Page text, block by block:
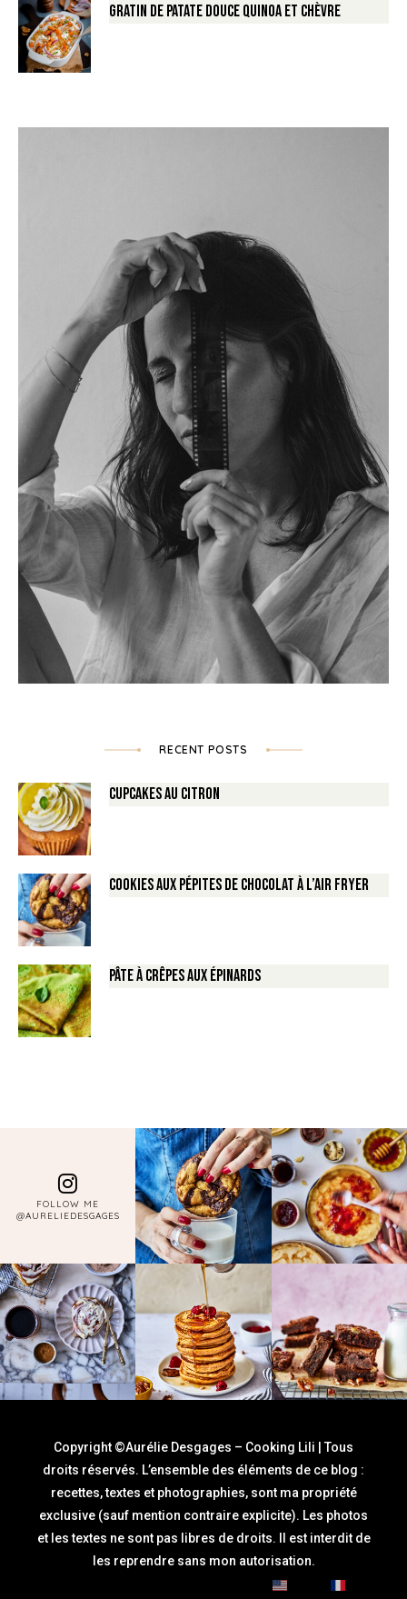
Gratin de Patate douce Quinoa et Chèvre
RECENT POSTS
Cupcakes au Citron
Cookies aux pépites de Chocolat à l’air fryer
Pâte à crêpes aux épinards
FOLLOW ME
@AURELIEDESGAGES
Copyright ©Aurélie Desgages – Cooking Lili | Tous
droits réservés. L’ensemble des éléments de ce blog :
recettes, textes et photographies, sont ma propriété
exclusive (sauf mention contraire explicite). Les photos
et les textes ne sont pas libres de droits. Il est interdit de
les reprendre sans mon autorisation.